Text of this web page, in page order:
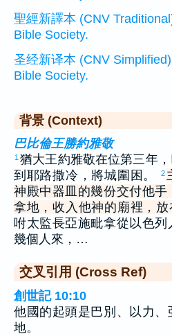
聖經新譯本 (CNV
Bible Society.
圣经新译本 (CNV
Bible Society.
背景 (Context)
巴比倫王勝約雅敬
1 猶大王約雅敬在位第三年
到耶路撒冷，將城圍困。
2
神殿中器皿的幾份交付他
拿地，收入他神的廟裡，放
咐太監長亞施毗拿從以色
幾個人來，…
交叉引用 (Cross Ref)
創世記 10:10
他國的起頭是巴別、以力
地。